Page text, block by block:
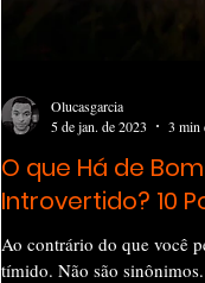
O que Há de
Introvertido? 10
Ser Introvertido
Ao contrário do que você
tímido. Não são
Olucasgarcia
5 de jan. de 2023
3 min